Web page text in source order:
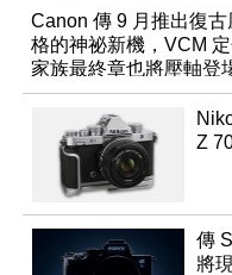
Canon 傳 9 月推出復古
格的神祕新機，VCM
家族最終章也將壓軸登
Z
傳
將